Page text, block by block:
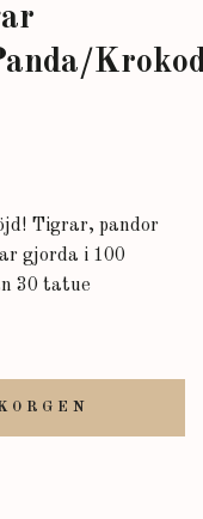
Tigrar, pandor
gjorda i 100
30 tatue